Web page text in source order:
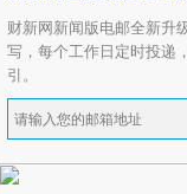
财新网新闻版电邮全新升
写，每个工作日定时投递
引。